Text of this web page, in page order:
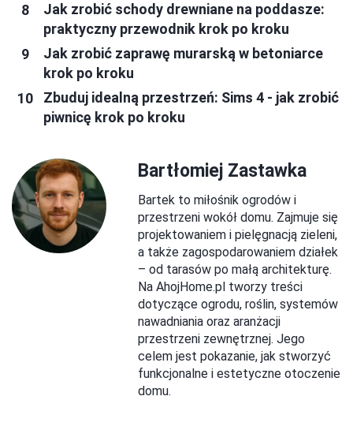
Jak zrobić schody drewniane na poddasze:
praktyczny przewodnik krok po kroku
Jak zrobić zaprawę murarską w betoniarce
krok po kroku
Zbuduj idealną przestrzeń: Sims 4 - jak zrobić
piwnicę krok po kroku
Bartłomiej Zastawka
Bartek to miłośnik ogrodów i
przestrzeni wokół domu. Zajmuje się
projektowaniem i pielęgnacją zieleni,
a także zagospodarowaniem działek
– od tarasów po małą architekturę.
Na AhojHome.pl tworzy treści
dotyczące ogrodu, roślin, systemów
nawadniania oraz aranżacji
przestrzeni zewnętrznej. Jego
celem jest pokazanie, jak stworzyć
funkcjonalne i estetyczne otoczenie
domu.